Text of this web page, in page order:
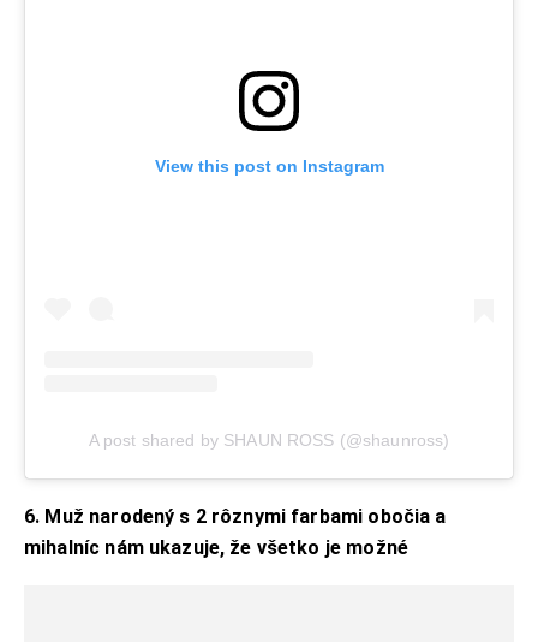
View this post on Instagram
A post shared by SHAUN ROSS (@shaunross)
6. Muž narodený s 2 rôznymi farbami obočia a
mihalníc nám ukazuje, že všetko je možné